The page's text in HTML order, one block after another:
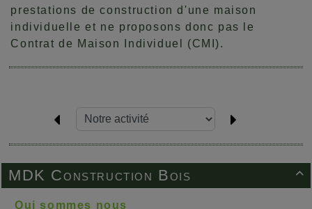

MDK Construction Bois
Qui sommes nous
prestations de construction d'une maison
individuelle et ne proposons donc pas le
Contrat de Maison Individuel (CMI).